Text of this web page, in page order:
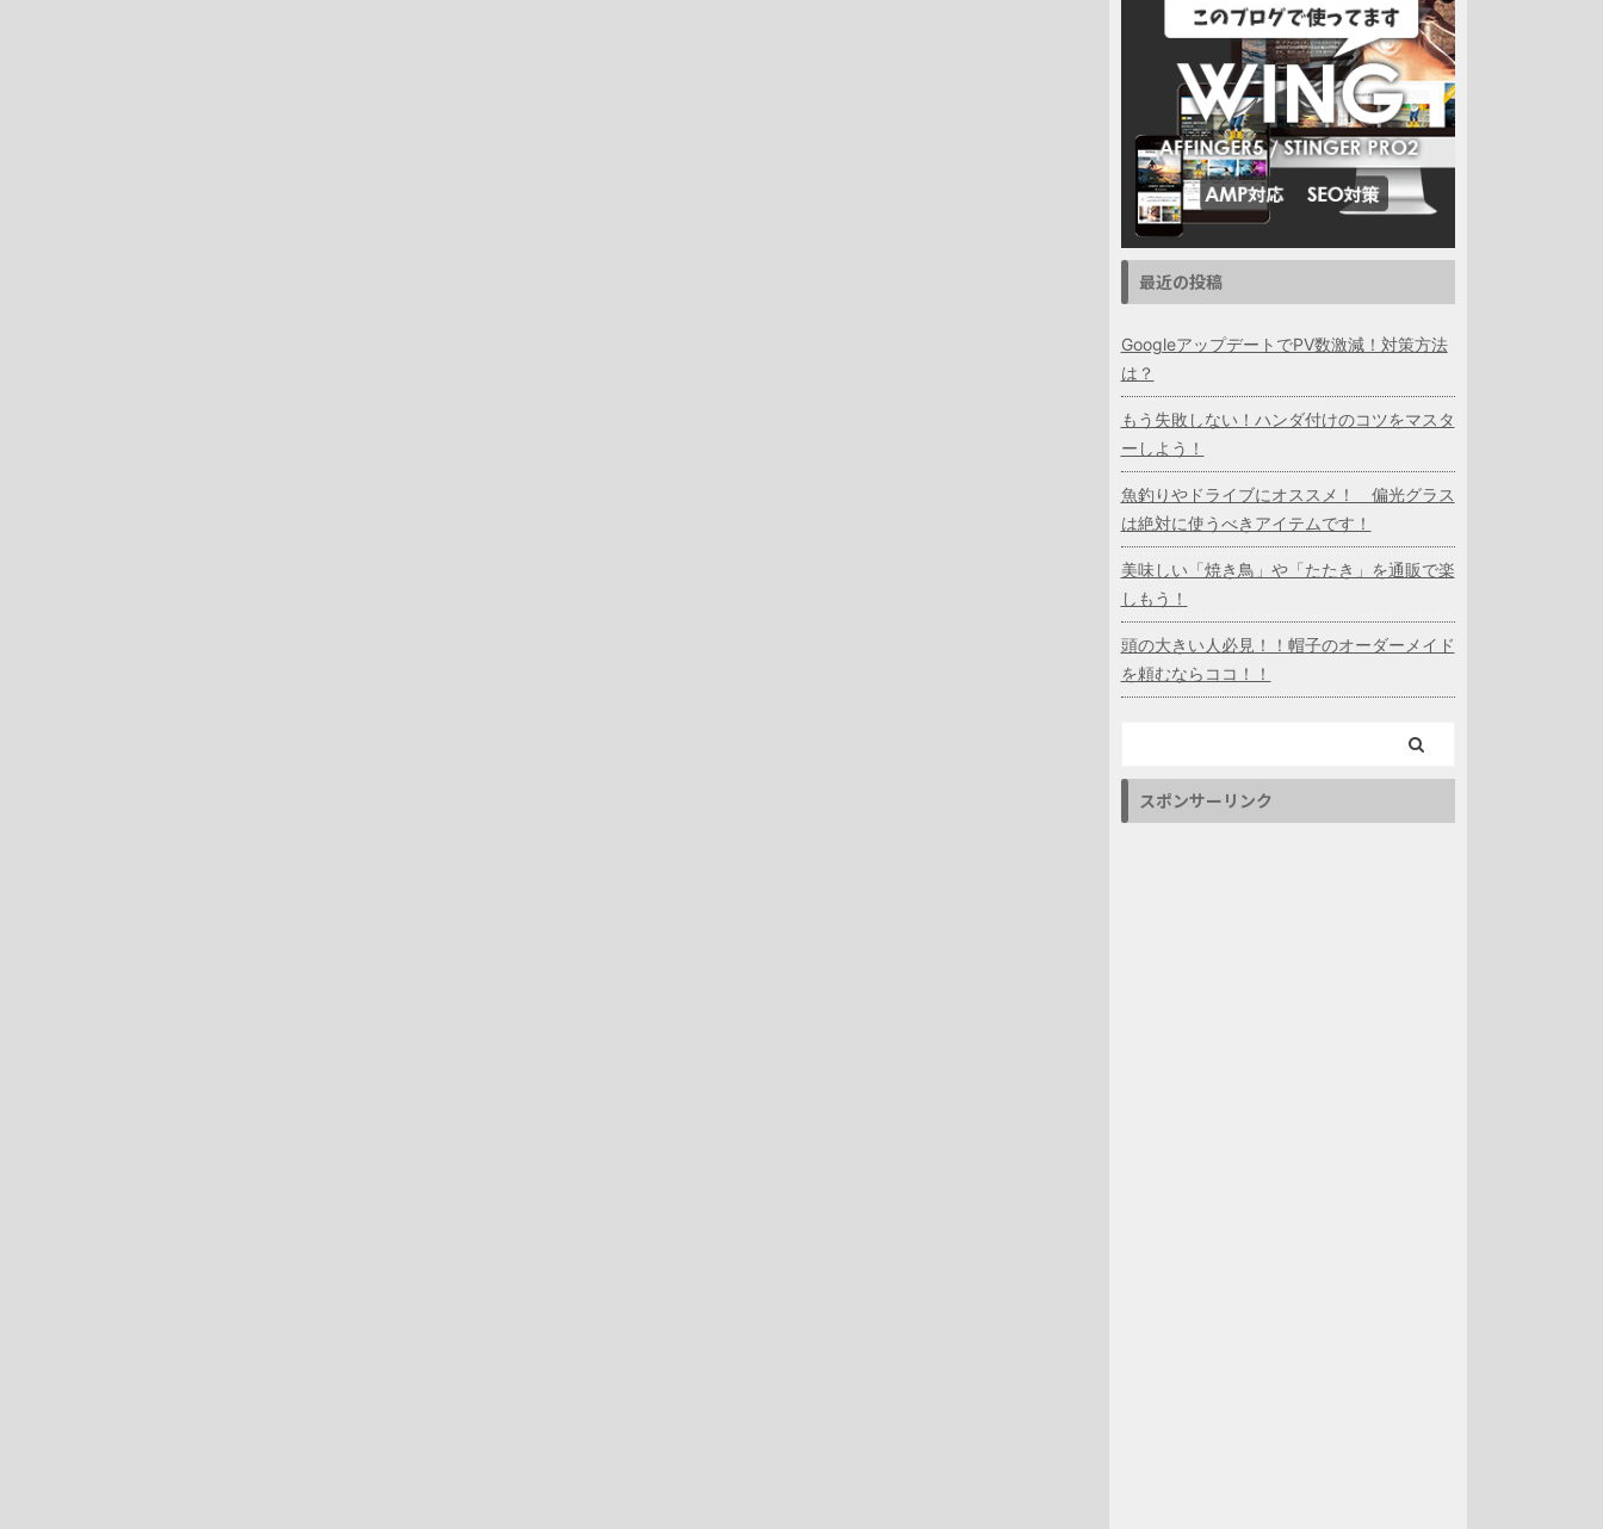
最近の投稿
GoogleアップデートでPV数激減！対策方法
は？
もう失敗しない！ハンダ付けのコツをマスタ
ーしよう！
魚釣りやドライブにオススメ！ 偏光グラス
は絶対に使うべきアイテムです！
美味しい「焼き鳥」や「たたき」を通販で楽
しもう！
頭の大きい人必見！！帽子のオーダーメイド
を頼むならココ！！
スポンサーリンク